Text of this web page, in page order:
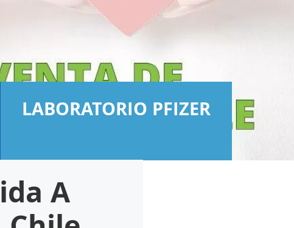
LABORATORIO PFIZER
A